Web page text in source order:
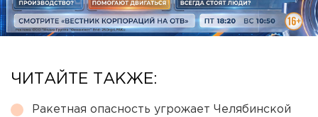
ЧИТАЙТЕ ТАКЖЕ:
Ракетная опасность угрожает Челябинской